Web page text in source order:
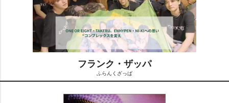
M
フランク・ザッパ
ふらんくざっぱ